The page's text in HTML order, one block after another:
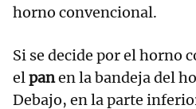
horno convencional.
Si se decide por el horno
elpanen la bandeja del
Debajo, en la parte